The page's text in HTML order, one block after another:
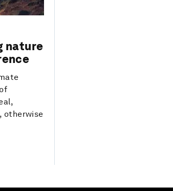
nature
otherwise